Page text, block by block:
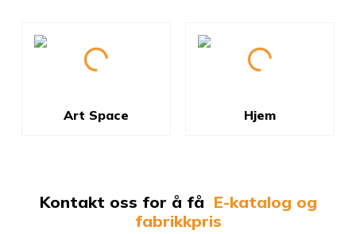
Art Space Hjem
Kontakt oss for å få E-katalog og
fabrikkpris